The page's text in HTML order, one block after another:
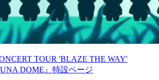
TOUR 'BLAZE THE WAY'
DOME』特設ページ